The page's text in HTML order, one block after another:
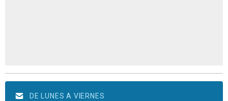
DE LUNES A VIERNES